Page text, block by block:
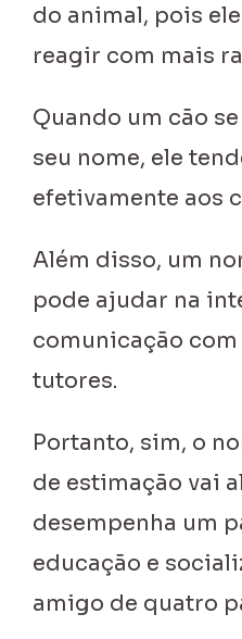
do animal, pois
reagir com mais
Quando um cão
seu nome, ele
efetivamente aos
Além disso, um
pode ajudar na
comunicação com
tutores.
Portanto, sim, o
de estimação vai
desempenha um
educação e
amigo de quatro